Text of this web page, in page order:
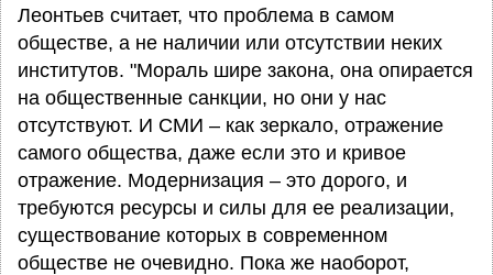
Леонтьев считает, что проблема в самом
обществе, а не наличии или отсутствии неких
институтов. "Мораль шире закона, она опирается
на общественные санкции, но они у нас
отсутствуют. И СМИ – как зеркало, отражение
самого общества, даже если это и кривое
отражение. Модернизация – это дорого, и
требуются ресурсы и силы для ее реализации,
существование которых в современном
обществе не очевидно. Пока же наоборот,